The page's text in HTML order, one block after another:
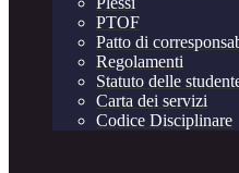
PTOF
Patto di
Regolamenti
Statuto delle
Carta dei servizi
Codice Disciplinare